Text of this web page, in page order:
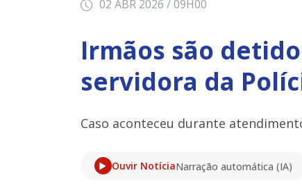
02 ABR 2026 / 09H00
Irmãos são
servidora da
Caso aconteceu durante
Ouvir NotíciaNarração automática (IA)